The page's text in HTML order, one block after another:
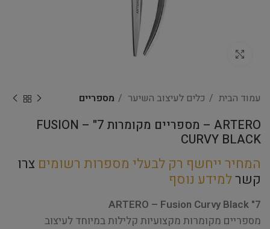
עמוד הבית כלים לעיצוב השיער מספריים
ARTERO – מספריים מקומרות 7" – FUSION
CURVY BLACK
המחיר ייחשף רק לבעלי מספרות רשומים צרו
קשרלמידע נוסף
ARTERO – Fusion Curvy Black "7
מספריים מקומרות מקצועיות קלילות במיוחד לעיצוב